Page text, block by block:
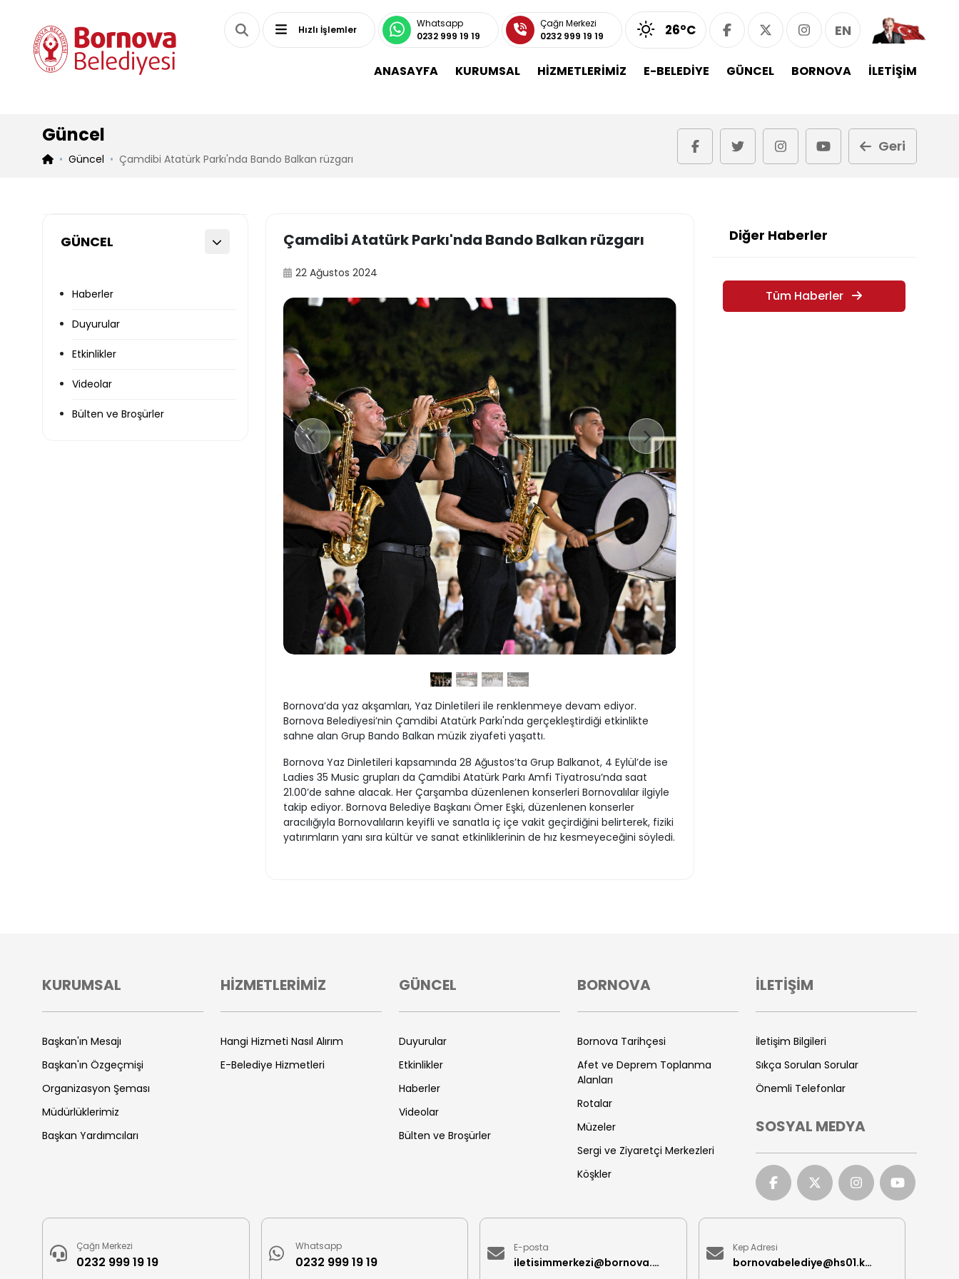
Hızlı İşlemler
Whatsapp
0232 999 19 19
Çağrı Merkezi
0232 999 19 19
26°C EN
ANASAYFA KURUMSAL HİZMETLERİMİZ E-BELEDİYE GÜNCEL BORNOVA İLETİŞİM
Güncel
Güncel Çamdibi Atatürk Parkı'nda Bando Balkan rüzgarı
Geri
GÜNCEL
Haberler
Duyurular
Etkinlikler
Videolar
Bülten ve Broşürler
Çamdibi Atatürk Parkı'nda Bando Balkan rüzgarı
22 Ağustos 2024
Bornova’da yaz akşamları, Yaz Dinletileri ile renklenmeye devam ediyor.
Bornova Belediyesi’nin Çamdibi Atatürk Parkı'nda gerçekleştirdiği etkinlikte
sahne alan Grup Bando Balkan müzik ziyafeti yaşattı.
Bornova Yaz Dinletileri kapsamında 28 Ağustos’ta Grup Balkanot, 4 Eylül’de ise
Ladies 35 Music grupları da Çamdibi Atatürk Parkı Amfi Tiyatrosu’nda saat
21.00’de sahne alacak. Her Çarşamba düzenlenen konserleri Bornovalılar ilgiyle
takip ediyor. Bornova Belediye Başkanı Ömer Eşki, düzenlenen konserler
aracılığıyla Bornovalıların keyifli ve sanatla iç içe vakit geçirdiğini belirterek, fiziki
yatırımların yanı sıra kültür ve sanat etkinliklerinin de hız kesmeyeceğini söyledi.
Diğer Haberler
Tüm Haberler
KURUMSAL
Başkan'ın Mesajı
Başkan'ın Özgeçmişi
Organizasyon Şeması
Müdürlüklerimiz
Başkan Yardımcıları
HİZMETLERİMİZ
Hangi Hizmeti Nasıl Alırım
E-Belediye Hizmetleri
GÜNCEL
Duyurular
Etkinlikler
Haberler
Videolar
Bülten ve Broşürler
BORNOVA
Bornova Tarihçesi
Afet ve Deprem Toplanma
Alanları
Rotalar
Müzeler
Sergi ve Ziyaretçi Merkezleri
Köşkler
İLETİŞİM
İletişim Bilgileri
Sıkça Sorulan Sorular
Önemli Telefonlar
SOSYAL MEDYA
Çağrı Merkezi
0232 999 19 19
Whatsapp
0232 999 19 19
E-posta
iletisimmerkezi@bornova.bel.tr
Kep Adresi
bornovabelediye@hs01.kep.tr